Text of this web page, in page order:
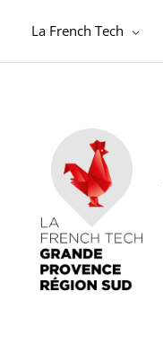
La French Tech